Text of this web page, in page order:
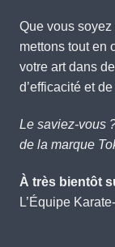
Que vous
mettons tout en
votre art dans
d’efficacité et
Le saviez-vous
de la marque
À très bientôt
L’Équipe